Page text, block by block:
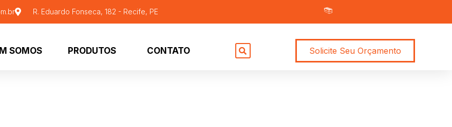
R. Eduardo Fonseca, 182 - Recife, PE
SOMOS PRODUTOS CONTATO Solicite Seu Orçamento